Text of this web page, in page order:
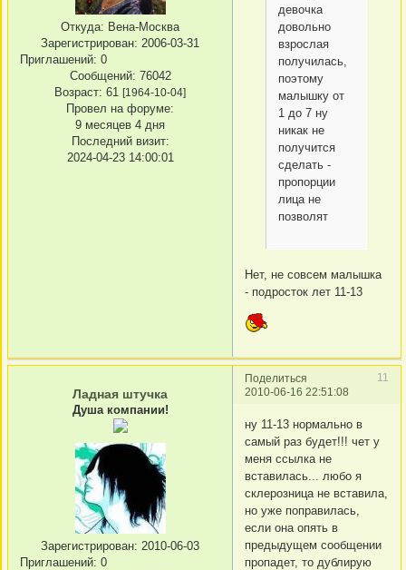
Откуда: Вена-Москва
Зарегистрирован: 2006-03-31
Приглашений: 0
Сообщений: 76042
Возраст: 61 [1964-10-04]
Провел на форуме:
9 месяцев 4 дня
Последний визит:
2024-04-23 14:00:01
девочка
довольно
взрослая
получилась,
поэтому
малышку от
1 до 7 ну
никак не
получится
сделать -
пропорции
лица не
позволят
Нет, не совсем малышка
- подросток лет 11-13
Поделиться
11
2010-06-16 22:51:08
Ладная штучка
Душа компании!
Зарегистрирован: 2010-06-03
Приглашений: 0
ну 11-13 нормально в
самый раз будет!!! чет у
меня ссылка не
вставилась... любо я
склерозница не вставила,
но уже поправилась,
если она опять в
предыдущем сообщении
пропадет, то дублирую